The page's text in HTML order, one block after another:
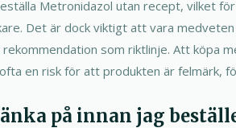
Metronidazol utan recept, vilket
Det är dock viktigt att vara
som riktlinje. Att köpa
en risk för att produkten är felmärk,
på innan jag